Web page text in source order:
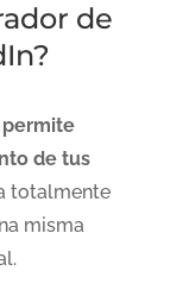
de
permite
de tus
totalmente
misma